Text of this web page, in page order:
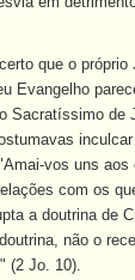
que o
Evangelho
Sacratíssimo de
vos uns
com os
a doutrina de
não o
(2 Jo. 10).